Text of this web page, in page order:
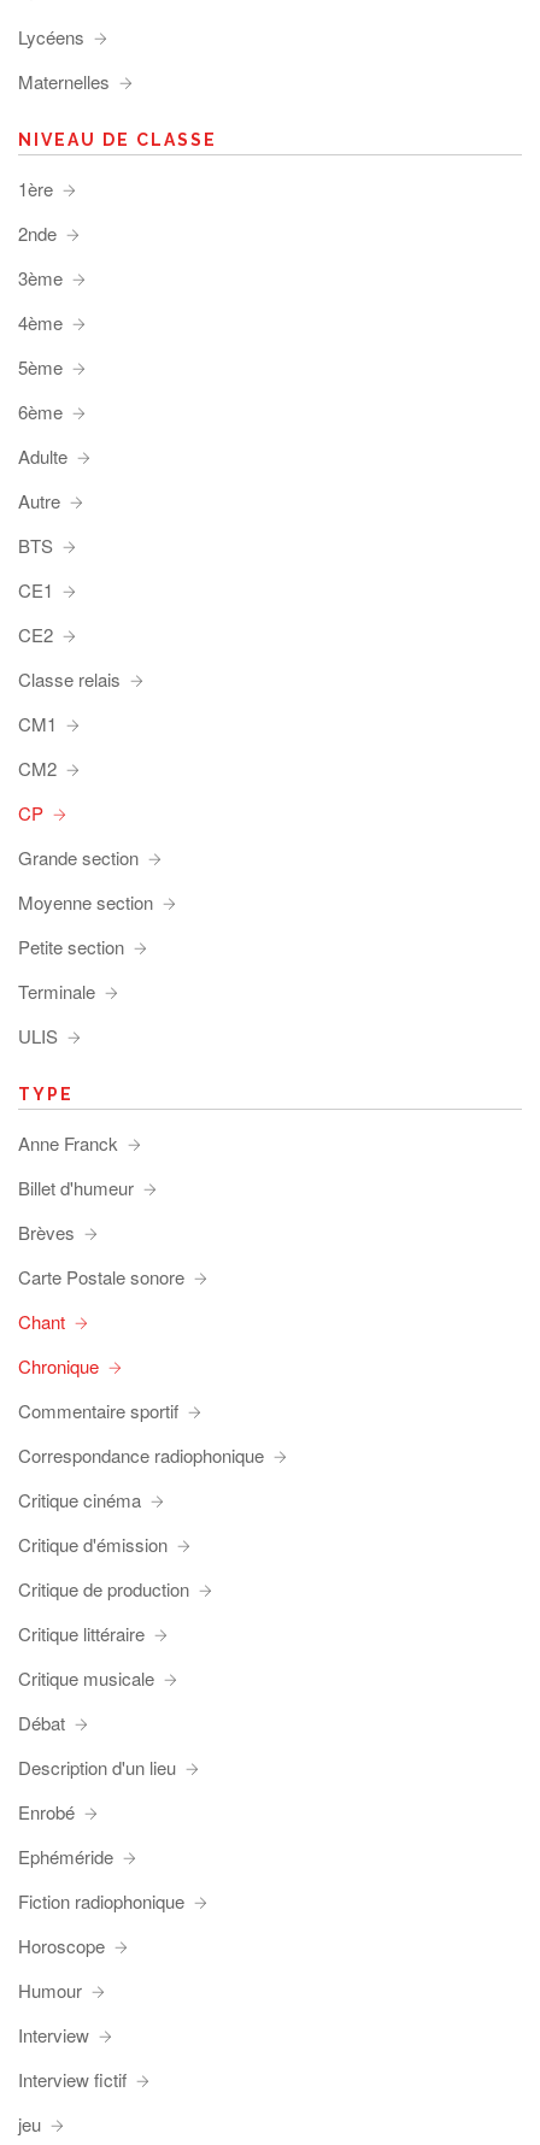
Lycéens
Maternelles
NIVEAU DE CLASSE
1ère
2nde
3ème
4ème
5ème
6ème
Adulte
Autre
BTS
CE1
CE2
Classe relais
CM1
CM2
CP
Grande section
Moyenne section
Petite section
Terminale
ULIS
TYPE
Anne Franck
Billet d'humeur
Brèves
Carte Postale sonore
Chant
Chronique
Commentaire sportif
Correspondance radiophonique
Critique cinéma
Critique d'émission
Critique de production
Critique littéraire
Critique musicale
Débat
Description d'un lieu
Enrobé
Ephéméride
Fiction radiophonique
Horoscope
Humour
Interview
Interview fictif
jeu